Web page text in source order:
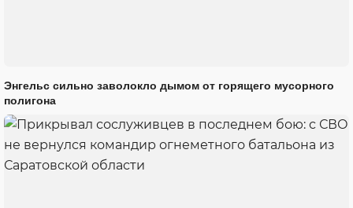
Энгельс сильно заволокло дымом от горящего мусорного
полигона